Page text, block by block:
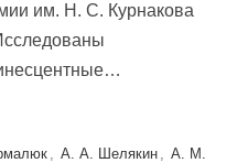
им. Н. С. Курнакова
, А. А. Шелякин , А. М.